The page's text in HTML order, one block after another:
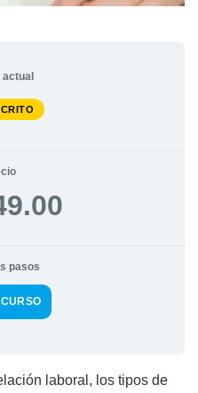
actual
pasos
laboral, los tipos de